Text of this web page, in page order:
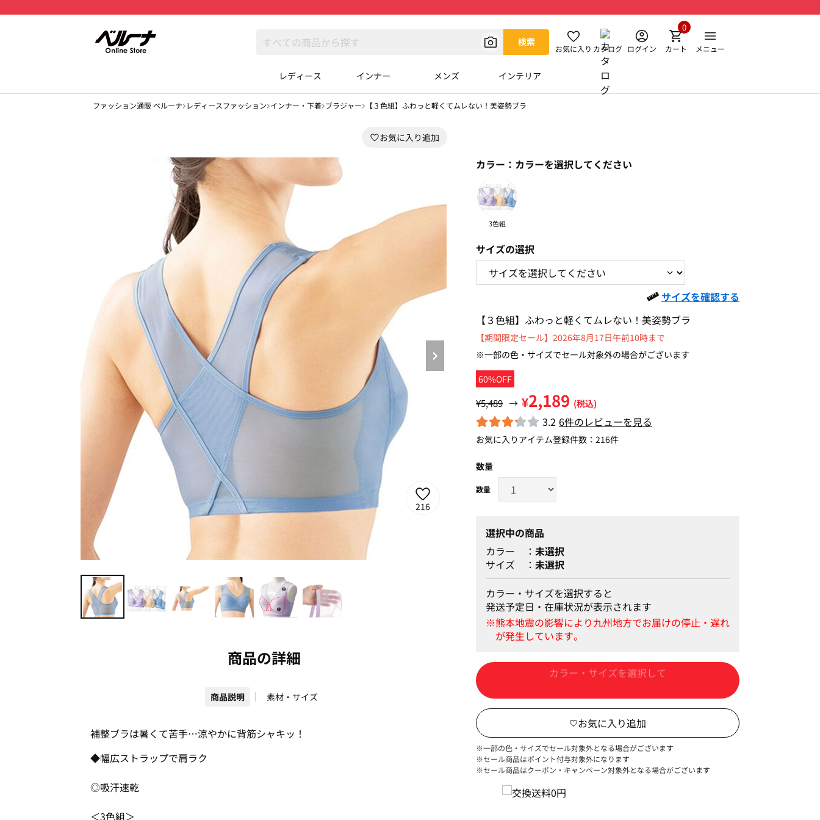
検索
お気に入り カタログ ログイン カート
0
メニュー
レディース インナー メンズ インテリア
ファッション通販 ベルーナ レディースファッション インナー・下着 ブラジャー 【３色組】ふわっと軽くてムレない！美姿勢ブラ
216
商品の詳細
商品説明 素材・サイズ
補整ブラは暑くて苦手…涼やかに背筋シャキッ！
◆幅広ストラップで肩ラク
◎吸汗速乾
＜3色組＞
カラー： カラーを選択してください
3色組
サイズの選択
サイズを確認する
【３色組】ふわっと軽くてムレない！美姿勢ブラ
60%OFF
【期間限定セール】2026年8月17日午前10時まで
※一部の色・サイズでセール対象外の場合がございます
¥5,489 → ¥2,189 (税込)
3.2 6件のレビューを見る
お気に入りアイテム登録件数： 216件
数量
選択中の商品
カラー
未選択
サイズ
未選択
カラー・サイズを選択すると
発送予定日・在庫状況が表示されます
カートに入れる
※一部の色・サイズでセール対象外となる場合がございます
※セール商品はポイント付与対象外になります
※セール商品はクーポン・キャンペーン対象外となる場合がございます